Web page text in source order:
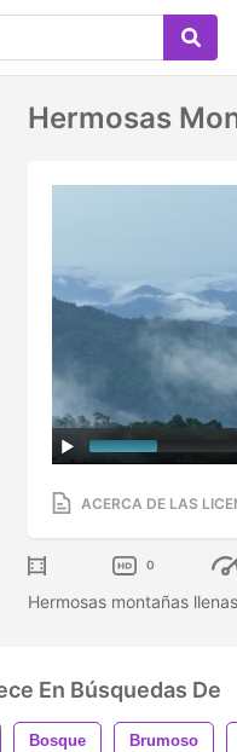
Hermosas
ACERCA DE LAS
0
Hermosas montañas
En Búsquedas De
Bosque Brumoso